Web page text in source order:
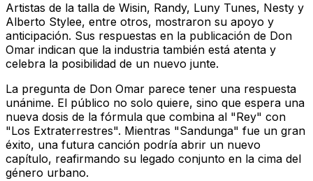
Artistas de la talla de Wisin, Randy, Luny Tunes, Nesty y
Alberto Stylee, entre otros, mostraron su apoyo y
anticipación. Sus respuestas en la publicación de Don
Omar indican que la industria también está atenta y
celebra la posibilidad de un nuevo junte.
La pregunta de Don Omar parece tener una respuesta
unánime. El público no solo quiere, sino que espera una
nueva dosis de la fórmula que combina al "Rey" con
"Los Extraterrestres". Mientras "Sandunga" fue un gran
éxito, una futura canción podría abrir un nuevo
capítulo, reafirmando su legado conjunto en la cima del
género urbano.